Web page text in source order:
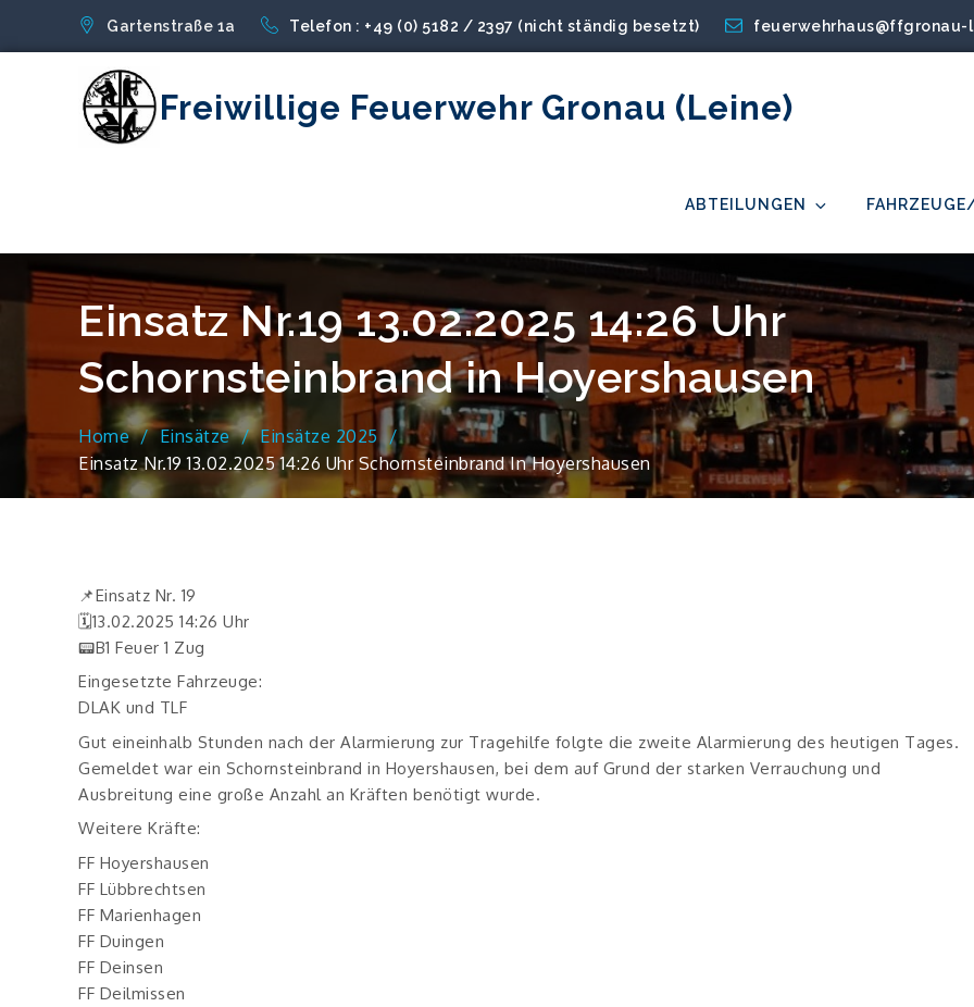
Gartenstraße 1a Telefon : +49 (0) 5182 / 2397 (nicht ständig besetzt) feuerwehrhaus@ffgronau-
Freiwillige Feuerwehr Gronau (Leine)
ABTEILUNGEN
Einsatz Nr.19 13.02.2025 14:26 Uhr
Schornsteinbrand in Hoyershausen
Home Einsätze
Einsätze 2025
Einsatz Nr.19 13.02.2025 14:26 Uhr Schornsteinbrand In Hoyershausen
📌Einsatz Nr. 19
🗓13.02.2025 14:26 Uhr
📟B1 Feuer 1 Zug
Eingesetzte Fahrzeuge:
DLAK und TLF
Gut eineinhalb Stunden nach der Alarmierung zur Tragehilfe folgte die zweite Alarmierung des heutigen Tages.
Gemeldet war ein Schornsteinbrand in Hoyershausen, bei dem auf Grund der starken Verrauchung und
Ausbreitung eine große Anzahl an Kräften benötigt wurde.
Weitere Kräfte:
FF Hoyershausen
FF Lübbrechtsen
FF Marienhagen
FF Duingen
FF Deinsen
FF Deilmissen